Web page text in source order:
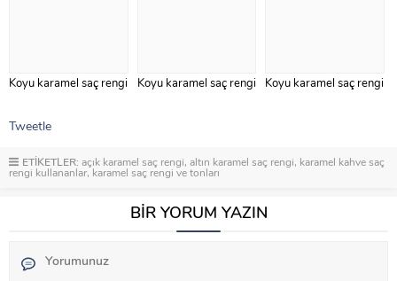
Koyu karamel saç rengi Koyu karamel saç rengi Koyu karamel saç rengi
Tweetle
ETİKETLER: açık karamel saç rengi, altın karamel saç rengi, karamel kahve saç
rengi kullananlar, karamel saç rengi ve tonları
BİR YORUM YAZIN